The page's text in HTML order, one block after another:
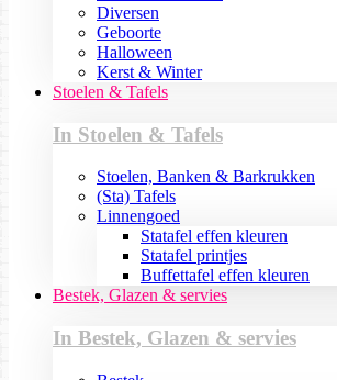
Diversen
Geboorte
Halloween
Kerst & Winter
Stoelen & Tafels
In Stoelen & Tafels
Stoelen, Banken & Barkrukken
(Sta) Tafels
Linnengoed
Statafel effen kleuren
Statafel printjes
Buffettafel effen kleuren
Bestek, Glazen & servies
In Bestek, Glazen & servies